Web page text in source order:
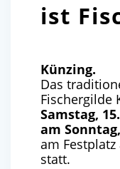
ist
Künzing.
Das
Fischergilde
Samstag,
am
am
statt.